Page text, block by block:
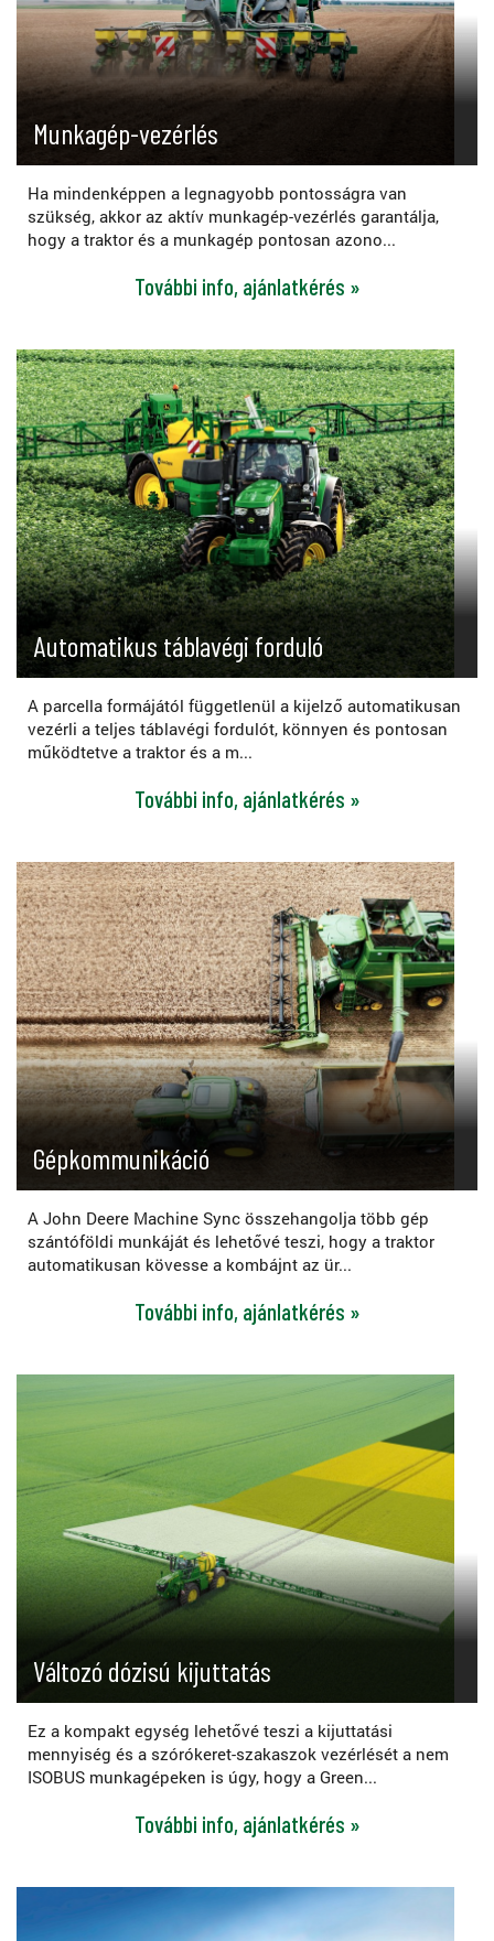
Munkagép-vezérlés
Ha mindenképpen a legnagyobb pontosságra van
szükség, akkor az aktív munkagép-vezérlés garantálja,
hogy a traktor és a munkagép pontosan azono...
További info, ajánlatkérés »
Automatikus táblavégi forduló
A parcella formájától függetlenül a kijelző automatikusan
vezérli a teljes táblavégi fordulót, könnyen és pontosan
működtetve a traktor és a m...
További info, ajánlatkérés »
Gépkommunikáció
A John Deere Machine Sync összehangolja több gép
szántóföldi munkáját és lehetővé teszi, hogy a traktor
automatikusan kövesse a kombájnt az ür...
További info, ajánlatkérés »
Változó dózisú kijuttatás
Ez a kompakt egység lehetővé teszi a kijuttatási
mennyiség és a szórókeret-szakaszok vezérlését a nem
ISOBUS munkagépeken is úgy, hogy a Green...
További info, ajánlatkérés »